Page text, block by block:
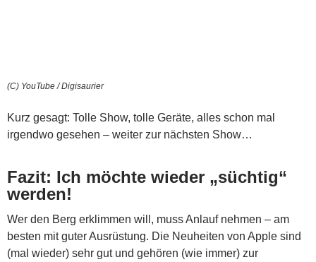
(C) YouTube / Digisaurier
Kurz gesagt: Tolle Show, tolle Geräte, alles schon mal
irgendwo gesehen – weiter zur nächsten Show…
Fazit: Ich möchte wieder „süchtig“
werden!
Wer den Berg erklimmen will, muss Anlauf nehmen – am
besten mit guter Ausrüstung. Die Neuheiten von Apple sind
(mal wieder) sehr gut und gehören (wie immer) zur